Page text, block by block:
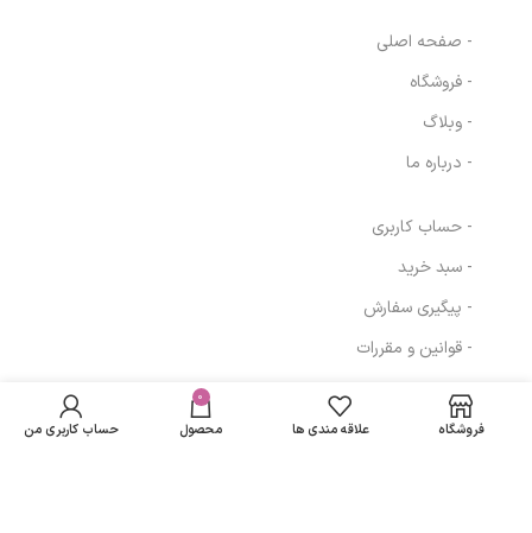
- صفحه اصلی
- فروشگاه
- وبلاگ
- درباره ما
- حساب کاربری
- سبد خرید
- پیگیری سفارش
- قوانین و مقررات
مسیرهای ارتباطی
مناسب پوست
خشک و نرمال
تومان
باشد فروشگاه علاقه مندی ها
0
محصول حساب کاربری من